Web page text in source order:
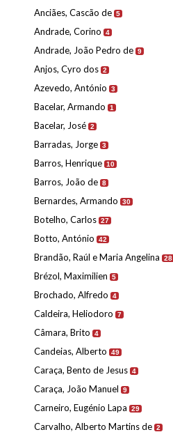
Anciães, Cascão de 5
Andrade, Corino 4
Andrade, João Pedro de 9
Anjos, Cyro dos 2
Azevedo, António 3
Bacelar, Armando 1
Bacelar, José 2
Barradas, Jorge 3
Barros, Henrique 10
Barros, João de 8
Bernardes, Armando 30
Botelho, Carlos 27
Botto, António 42
Brandão, Raúl e Maria Angelina 28
Brézol, Maximilien 5
Brochado, Alfredo 4
Caldeira, Heliodoro 7
Câmara, Brito 4
Candeias, Alberto 49
Caraça, Bento de Jesus 4
Caraça, João Manuel 9
Carneiro, Eugénio Lapa 29
Carvalho, Alberto Martins de 2